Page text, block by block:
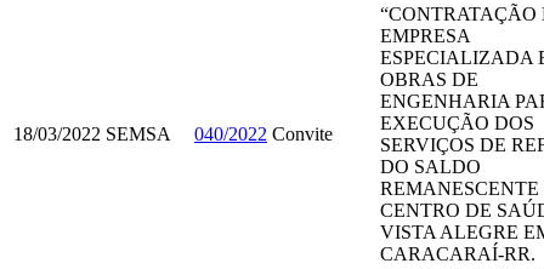
18/03/2022 SEMSA 040/2022 Convite
“CONTRATAÇÃO
EMPRESA
ESPECIALIZADA
OBRAS DE
ENGENHARIA
EXECUÇÃO DOS
SERVIÇOS DE
DO SALDO
REMANESCENTE
CENTRO DE
VISTA ALEGRE
CARACARAÍ-RR.